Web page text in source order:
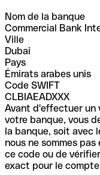
Nom de la banque
Commercial Bank
Ville
Dubai
Pays
Émirats arabes unis
Code SWIFT
CLBIAEADXXX
Avant d'effectuer un
votre banque, vous
la banque, soit avec
nous ne sommes
ce code ou de
exact pour le